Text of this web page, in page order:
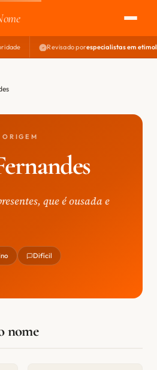
Revisado porespecialistas em
que é ousada e
Difícil
nome